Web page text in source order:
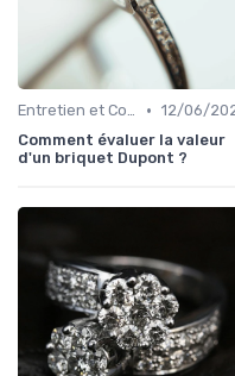
Entretien et Conservation des Bijoux • 12/06/
Comment évaluer la valeur
d'un briquet Dupont ?